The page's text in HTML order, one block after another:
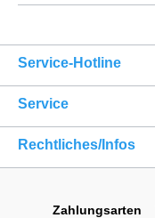
Service-Hotline
Service
Rechtliches/Infos
Zahlungsarten